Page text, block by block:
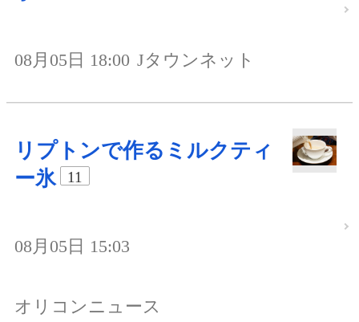
08月05日 18:00 Jタウンネット
リプトンで作るミルクティ
ー氷
11
08月05日 15:03
オリコンニュース